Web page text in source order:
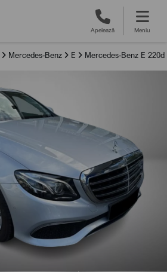
Apelează Meniu
Mercedes-Benz E Mercedes-Benz E 220d